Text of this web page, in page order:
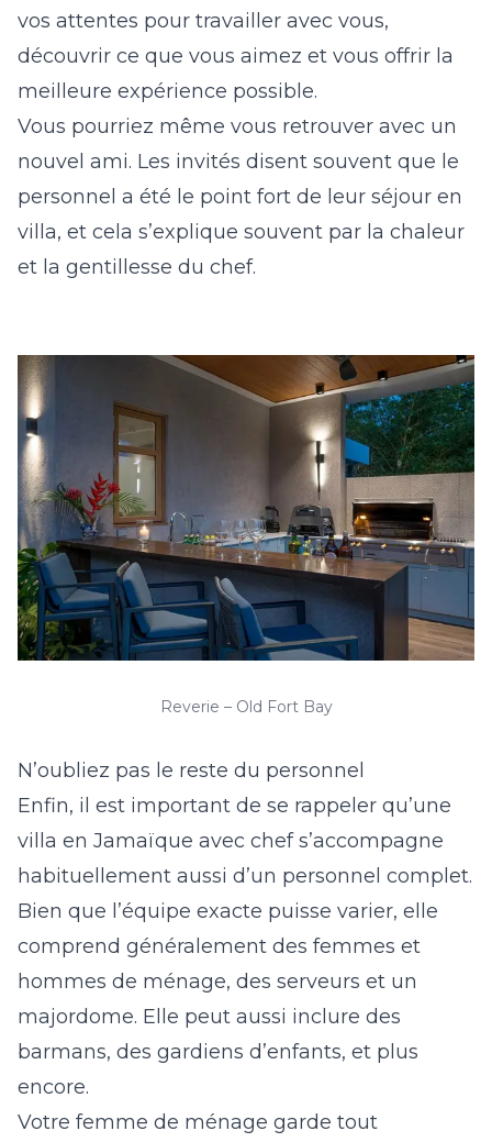
vos attentes pour travailler avec vous,
découvrir ce que vous aimez et vous offrir la
meilleure expérience possible.
Vous pourriez même vous retrouver avec un
nouvel ami. Les invités disent souvent que le
personnel a été le point fort de leur séjour en
villa, et cela s’explique souvent par la chaleur
et la gentillesse du chef.
Reverie – Old Fort Bay
N’oubliez pas le reste du personnel
Enfin, il est important de se rappeler qu’une
villa en Jamaïque avec chef s’accompagne
habituellement aussi d’un personnel complet.
Bien que l’équipe exacte puisse varier, elle
comprend généralement des femmes et
hommes de ménage, des serveurs et un
majordome. Elle peut aussi inclure des
barmans, des gardiens d’enfants, et plus
encore.
Votre femme de ménage garde tout